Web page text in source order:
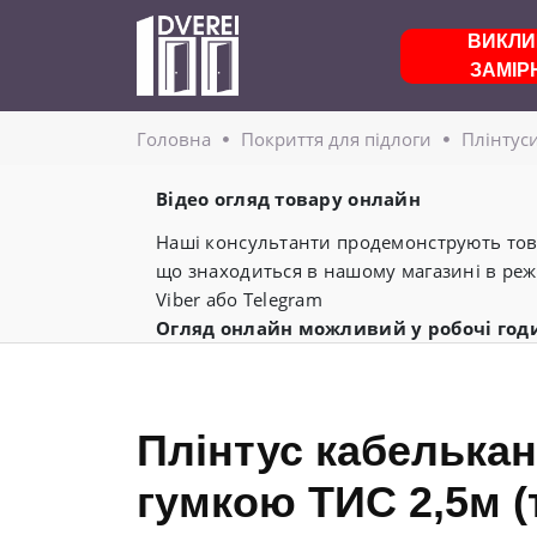
Головнa Покриття для підлоги Плінтуси
Відео огляд товару онлайн
Наші консультанти продемонструють
що знаходиться в нашому магазині в
Viber або Telegram
Огляд онлайн можливий у робочі
Плінтус
гумкою ТИС 2,5м